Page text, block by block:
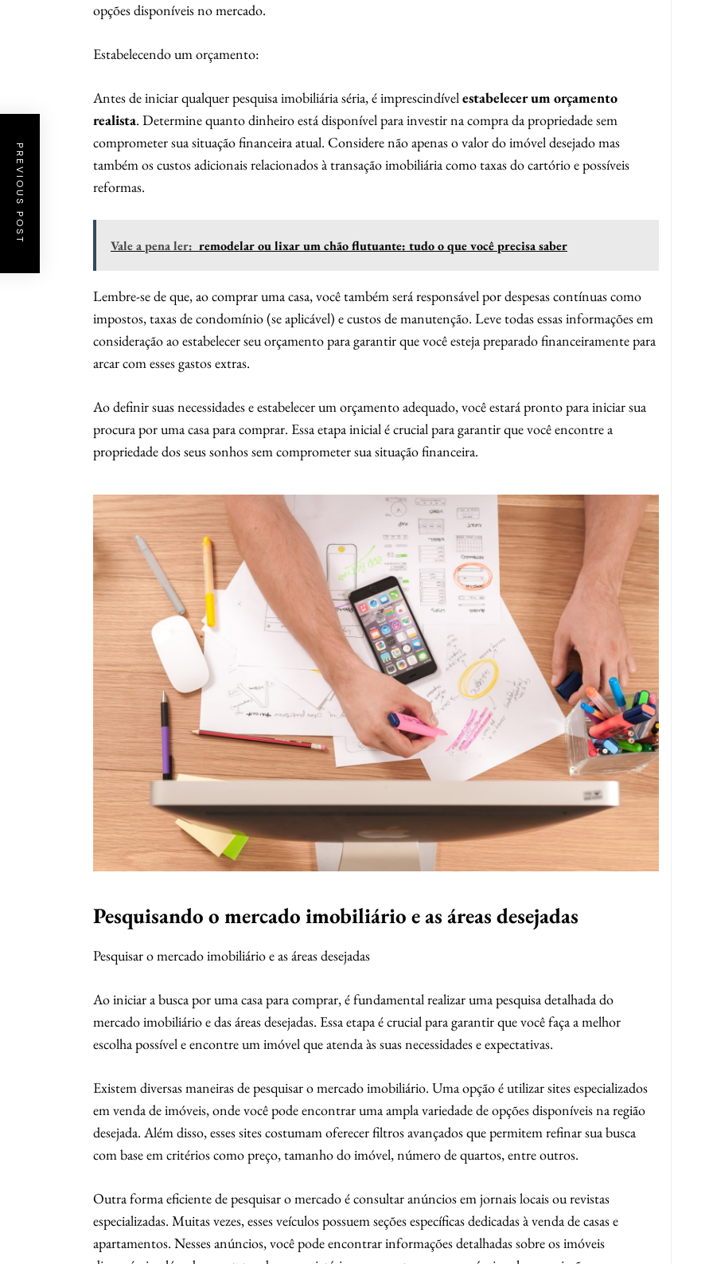
opções disponíveis no mercado.
Estabelecendo um orçamento:
Antes de iniciar qualquer pesquisa imobiliária séria, é imprescindívelestabelecer um orçamento
realista. Determine quanto dinheiro está disponível para investir na compra da propriedade sem
comprometer sua situação financeira atual. Considere não apenas o valor do imóvel desejado mas
também os custos adicionais relacionados à transação imobiliária como taxas do cartório e possíveis
reformas.
Vale a pena ler: remodelar ou lixar um chão flutuante: tudo o que você precisa saber
Lembre-se de que, ao comprar uma casa, você também será responsável por despesas contínuas como
impostos, taxas de condomínio (se aplicável) e custos de manutenção. Leve todas essas informações em
consideração ao estabelecer seu orçamento para garantir que você esteja preparado financeiramente para
arcar com esses gastos extras.
Ao definir suas necessidades e estabelecer um orçamento adequado, você estará pronto para iniciar sua
procura por uma casa para comprar. Essa etapa inicial é crucial para garantir que você encontre a
propriedade dos seus sonhos sem comprometer sua situação financeira.
Pesquisando o mercado imobiliário e as áreas desejadas
Pesquisar o mercado imobiliário e as áreas desejadas
Ao iniciar a busca por uma casa para comprar, é fundamental realizar uma pesquisa detalhada do
mercado imobiliário e das áreas desejadas. Essa etapa é crucial para garantir que você faça a melhor
escolha possível e encontre um imóvel que atenda às suas necessidades e expectativas.
Existem diversas maneiras de pesquisar o mercado imobiliário. Uma opção é utilizar sites especializados
em venda de imóveis, onde você pode encontrar uma ampla variedade de opções disponíveis na região
desejada. Além disso, esses sites costumam oferecer filtros avançados que permitem refinar sua busca
com base em critérios como preço, tamanho do imóvel, número de quartos, entre outros.
Outra forma eficiente de pesquisar o mercado é consultar anúncios em jornais locais ou revistas
especializadas. Muitas vezes, esses veículos possuem seções específicas dedicadas à venda de casas e
apartamentos. Nesses anúncios, você pode encontrar informações detalhadas sobre os imóveis
PREVIOUS POST